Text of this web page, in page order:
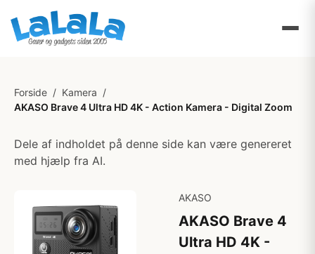
Forside / Kamera /
AKASO Brave 4 Ultra HD 4K - Action Kamera - Digital Zoom
Dele af indholdet på denne side kan være genereret
med hjælp fra AI.
AKASO
AKASO Brave 4
Ultra HD 4K -